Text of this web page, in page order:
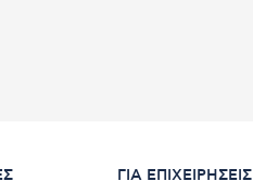
ΓΙΑ ΕΠΙΧΕΙΡΉΣΕΙΣ